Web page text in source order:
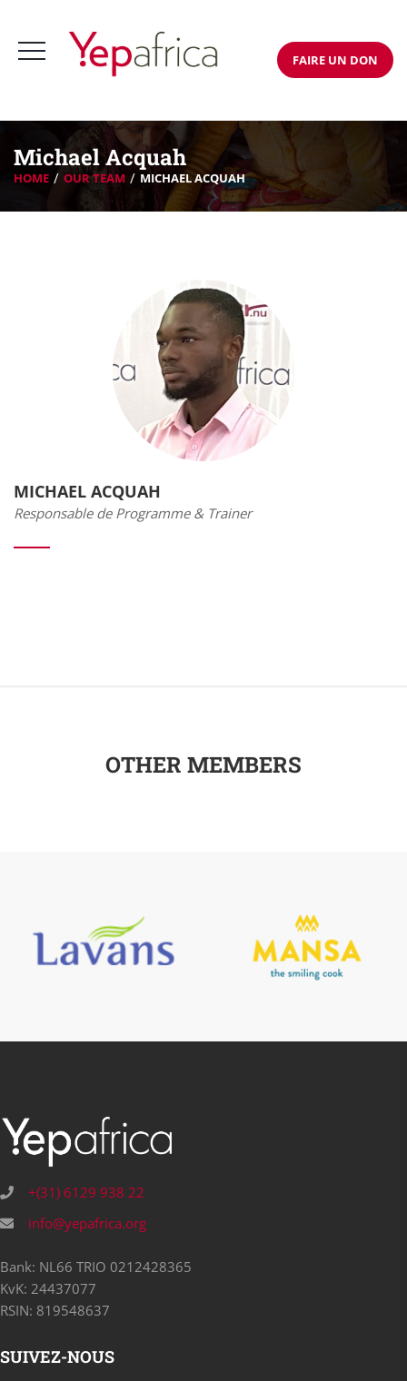
FAIRE UN DON
Michael Acquah
HOME OUR TEAM MICHAEL ACQUAH
MICHAEL ACQUAH
Responsable de Programme & Trainer
OTHER MEMBERS
+(31) 6129 938 22
info@yepafrica.org
Bank: NL66 TRIO 0212428365
KvK: 24437077
RSIN: 819548637
SUIVEZ-NOUS